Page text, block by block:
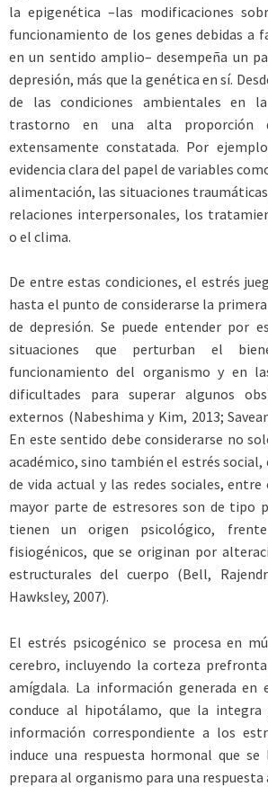
la epigenética –las modificaciones
funcionamiento de los genes debidas a
en un sentido amplio– desempeña un
depresión, más que la genética en sí.
de las condiciones ambientales en
trastorno en una alta proporción
extensamente constatada. Por
evidencia clara del papel de variables
alimentación, las situaciones
relaciones interpersonales, los
o el clima.
De entre estas condiciones, el estrés
hasta el punto de considerarse la
de depresión. Se puede entender por
situaciones que perturban el
funcionamiento del organismo y en
dificultades para superar algunos
externos (Nabeshima y Kim, 2013;
En este sentido debe considerarse no
académico, sino también el estrés social,
de vida actual y las redes sociales,
mayor parte de estresores son de tipo
tienen un origen psicológico,
fisiogénicos, que se originan por
estructurales del cuerpo (Bell,
Hawksley, 2007).
El estrés psicogénico se procesa en
cerebro, incluyendo la corteza
amígdala. La información generada en
conduce al hipotálamo, que la
información correspondiente a los
induce una respuesta hormonal que
prepara al organismo para una